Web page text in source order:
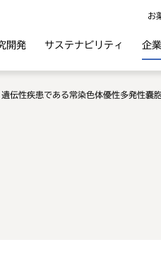
お
開発 サステナビリティ 企
遺伝性疾患である常染色体優性多発性